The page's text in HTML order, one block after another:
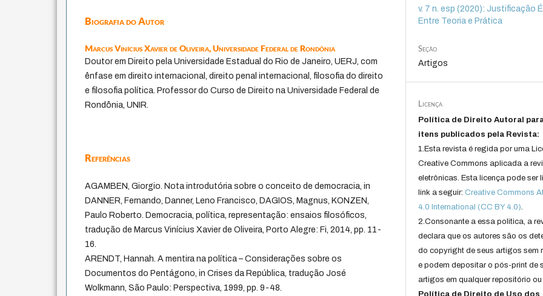
Biografia do Autor
Marcus Vinícius Xavier de Oliveira,Universidade Federal de Rondônia
Doutor em Direito pela Universidade Estadual do Rio de Janeiro, UERJ, com
ênfase em direito internacional, direito penal internacional, filosofia do direito
e filosofia política. Professor do Curso de Direito na Universidade Federal de
Rondônia, UNIR.
Referências
AGAMBEN, Giorgio. Nota introdutória sobre o conceito de democracia, in
DANNER, Fernando, Danner, Leno Francisco, DAGIOS, Magnus, KONZEN,
Paulo Roberto. Democracia, política, representação: ensaios filosóficos,
tradução de Marcus Vinícius Xavier de Oliveira, Porto Alegre: Fi, 2014, pp. 11-
16.
ARENDT, Hannah. A mentira na política – Considerações sobre os
Documentos do Pentágono, in Crises da República, tradução José
Wolkmann, São Paulo: Perspectiva, 1999, pp. 9-48.
v. 7 n. esp (2020): Justificação
Entre Teoria e Prática
Seção
Artigos
Licença
Política de Direito Autoral
itens publicados pela Revista:
1.Esta revista é regida por uma
Creative Commons aplicada a
eletrônicas. Esta licença pode ser
link a seguir:Creative Commons
4.0 International (CC BY 4.0).
2.Consonante a essa politica, a
declara que os autores são os
do copyright de seus artigos sem
e podem depositar o pós-print de
artigos em qualquer repositório ou
Política de Direito de Uso dos